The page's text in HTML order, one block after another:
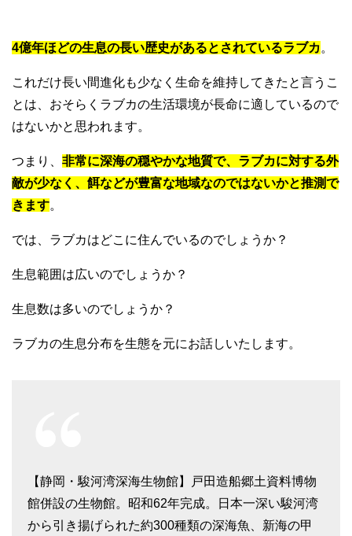
4億年ほどの生息の長い歴史があるとされているラブカ。
これだけ長い間進化も少なく生命を維持してきたと言うこ
とは、おそらくラブカの生活環境が長命に適しているので
はないかと思われます。
つまり、 非常に深海の穏やかな地質で、ラブカに対する外
敵が少なく、餌などが豊富な地域なのではないかと推測で
きます。
では、ラブカはどこに住んでいるのでしょうか？
生息範囲は広いのでしょうか？
生息数は多いのでしょうか？
ラブカの生息分布を生態を元にお話しいたします。
【静岡・駿河湾深海生物館】戸田造船郷土資料博物
館併設の生物館。昭和62年完成。日本一深い駿河湾
から引き揚げられた約300種類の深海魚、新海の甲